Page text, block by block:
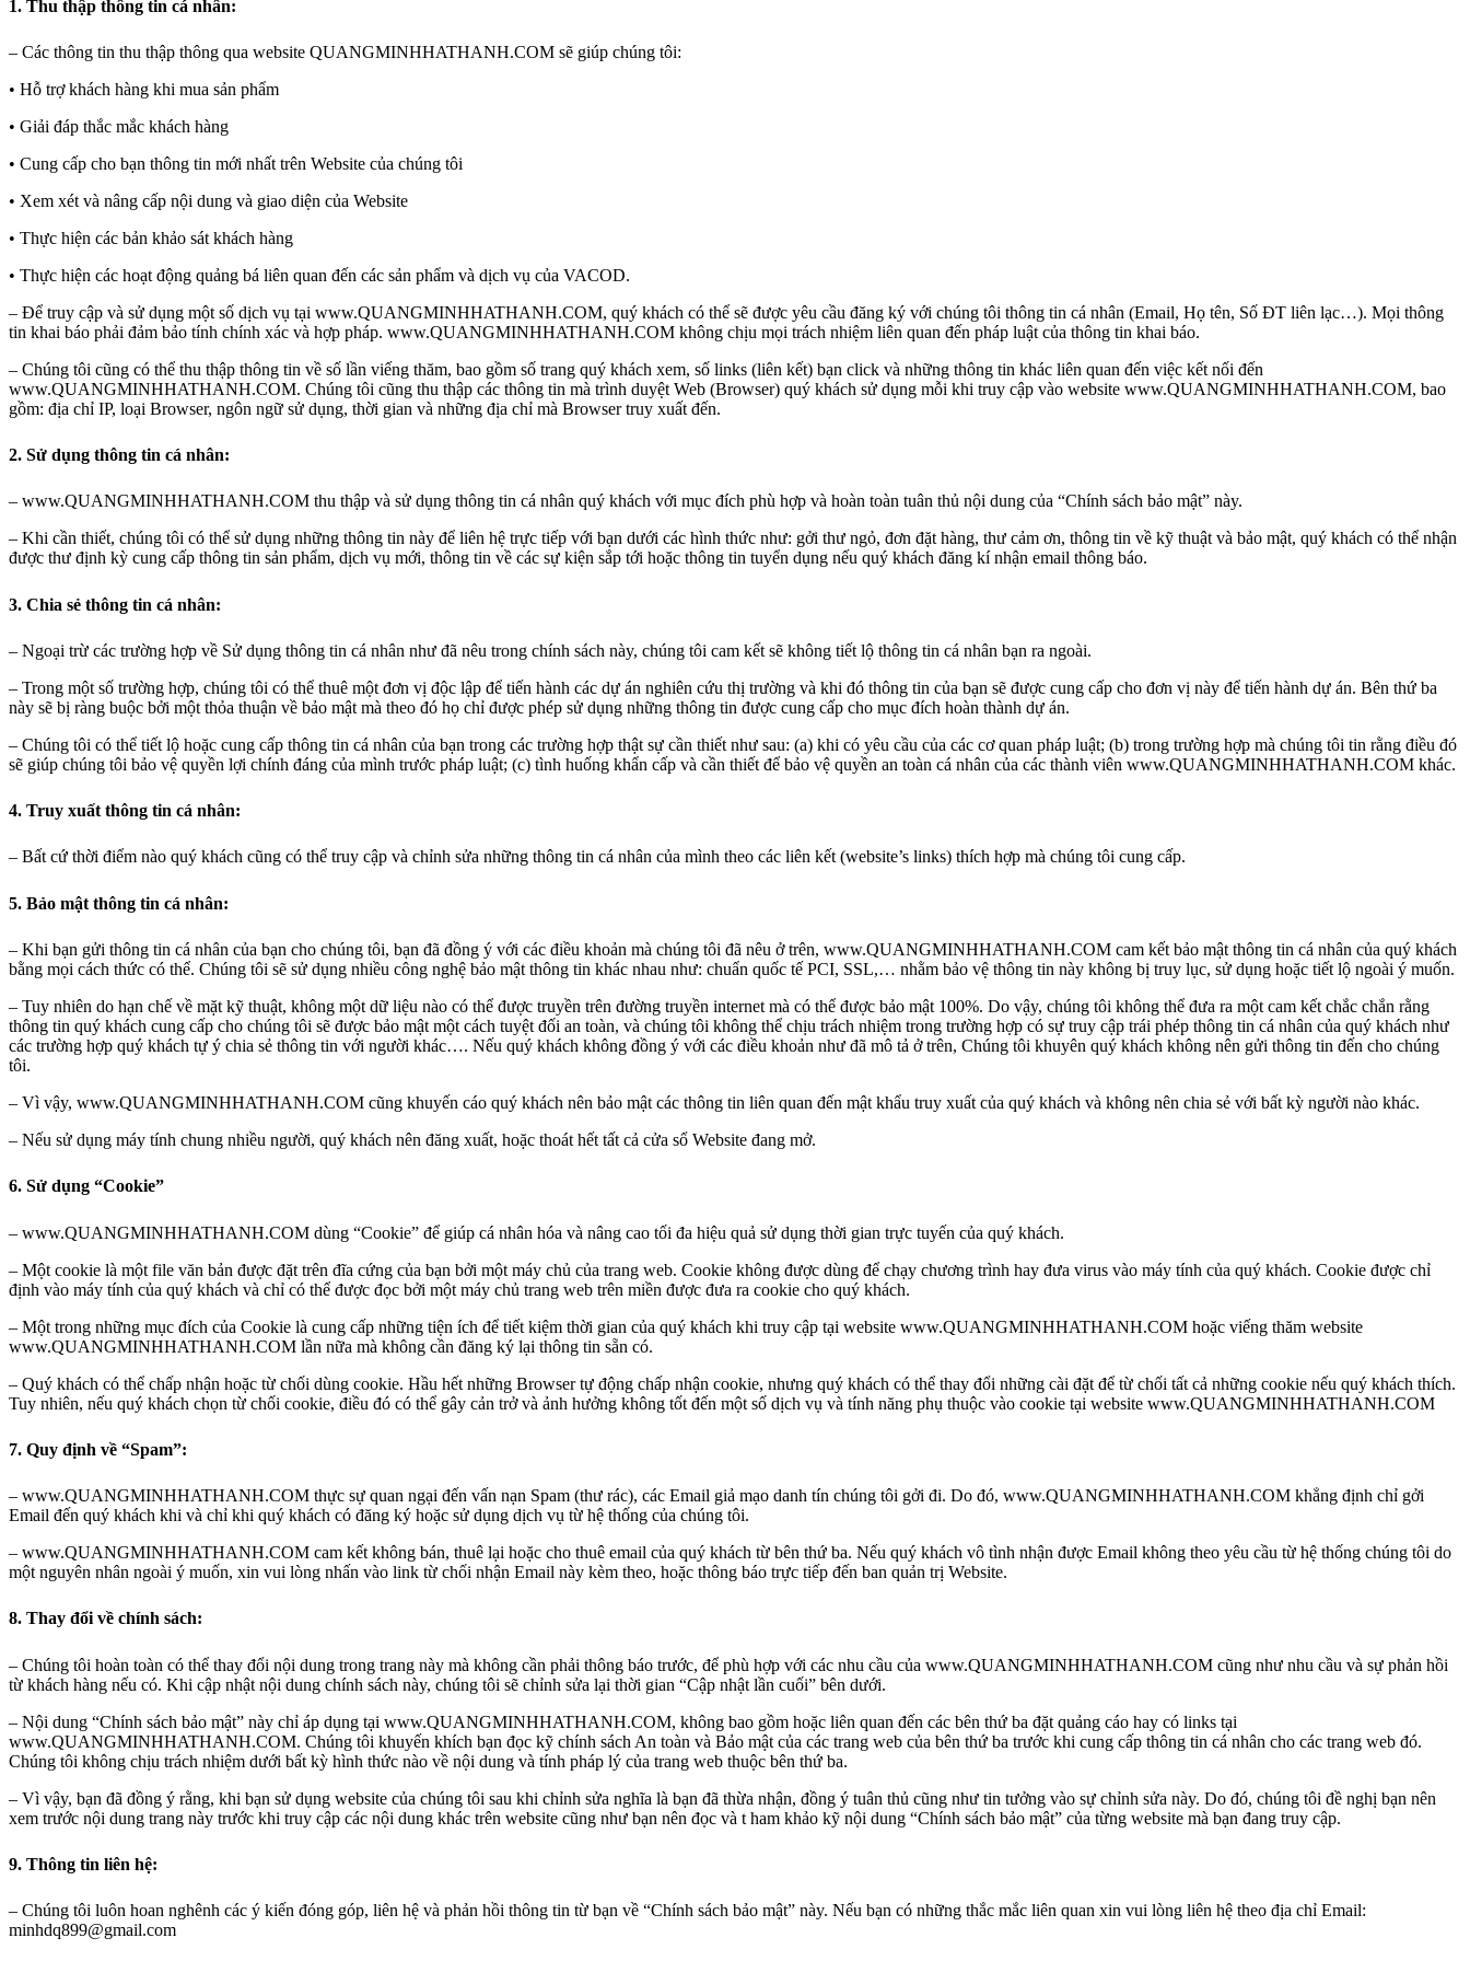
1. Thu thập thông tin cá nhân:
– Các thông tin thu thập thông qua website QUANGMINHHATHANH.COM sẽ giúp chúng tôi:
• Hỗ trợ khách hàng khi mua sản phẩm
• Giải đáp thắc mắc khách hàng
• Cung cấp cho bạn thông tin mới nhất trên Website của chúng tôi
• Xem xét và nâng cấp nội dung và giao diện của Website
• Thực hiện các bản khảo sát khách hàng
• Thực hiện các hoạt động quảng bá liên quan đến các sản phẩm và dịch vụ của VACOD.
– Để truy cập và sử dụng một số dịch vụ tại www.QUANGMINHHATHANH.COM, quý khách có thể sẽ được yêu cầu đăng ký với chúng tôi thông tin cá nhân (Email, Họ tên, Số ĐT liên lạc…). Mọi thông
tin khai báo phải đảm bảo tính chính xác và hợp pháp. www.QUANGMINHHATHANH.COM không chịu mọi trách nhiệm liên quan đến pháp luật của thông tin khai báo.
– Chúng tôi cũng có thể thu thập thông tin về số lần viếng thăm, bao gồm số trang quý khách xem, số links (liên kết) bạn click và những thông tin khác liên quan đến việc kết nối đến
www.QUANGMINHHATHANH.COM. Chúng tôi cũng thu thập các thông tin mà trình duyệt Web (Browser) quý khách sử dụng mỗi khi truy cập vào website www.QUANGMINHHATHANH.COM, bao
gồm: địa chỉ IP, loại Browser, ngôn ngữ sử dụng, thời gian và những địa chỉ mà Browser truy xuất đến.
2. Sử dụng thông tin cá nhân:
– www.QUANGMINHHATHANH.COM thu thập và sử dụng thông tin cá nhân quý khách với mục đích phù hợp và hoàn toàn tuân thủ nội dung của “Chính sách bảo mật” này.
– Khi cần thiết, chúng tôi có thể sử dụng những thông tin này để liên hệ trực tiếp với bạn dưới các hình thức như: gởi thư ngỏ, đơn đặt hàng, thư cảm ơn, thông tin về kỹ thuật và bảo mật, quý khách có thể nhận
được thư định kỳ cung cấp thông tin sản phẩm, dịch vụ mới, thông tin về các sự kiện sắp tới hoặc thông tin tuyển dụng nếu quý khách đăng kí nhận email thông báo.
3. Chia sẻ thông tin cá nhân:
– Ngoại trừ các trường hợp về Sử dụng thông tin cá nhân như đã nêu trong chính sách này, chúng tôi cam kết sẽ không tiết lộ thông tin cá nhân bạn ra ngoài.
– Trong một số trường hợp, chúng tôi có thể thuê một đơn vị độc lập để tiến hành các dự án nghiên cứu thị trường và khi đó thông tin của bạn sẽ được cung cấp cho đơn vị này để tiến hành dự án. Bên thứ ba
này sẽ bị ràng buộc bởi một thỏa thuận về bảo mật mà theo đó họ chỉ được phép sử dụng những thông tin được cung cấp cho mục đích hoàn thành dự án.
– Chúng tôi có thể tiết lộ hoặc cung cấp thông tin cá nhân của bạn trong các trường hợp thật sự cần thiết như sau: (a) khi có yêu cầu của các cơ quan pháp luật; (b) trong trường hợp mà chúng tôi tin rằng điều đó
sẽ giúp chúng tôi bảo vệ quyền lợi chính đáng của mình trước pháp luật; (c) tình huống khẩn cấp và cần thiết để bảo vệ quyền an toàn cá nhân của các thành viên www.QUANGMINHHATHANH.COM khác.
4. Truy xuất thông tin cá nhân:
– Bất cứ thời điểm nào quý khách cũng có thể truy cập và chỉnh sửa những thông tin cá nhân của mình theo các liên kết (website’s links) thích hợp mà chúng tôi cung cấp.
5. Bảo mật thông tin cá nhân:
– Khi bạn gửi thông tin cá nhân của bạn cho chúng tôi, bạn đã đồng ý với các điều khoản mà chúng tôi đã nêu ở trên, www.QUANGMINHHATHANH.COM cam kết bảo mật thông tin cá nhân của quý khách
bằng mọi cách thức có thể. Chúng tôi sẽ sử dụng nhiều công nghệ bảo mật thông tin khác nhau như: chuẩn quốc tế PCI, SSL,… nhằm bảo vệ thông tin này không bị truy lục, sử dụng hoặc tiết lộ ngoài ý muốn.
– Tuy nhiên do hạn chế về mặt kỹ thuật, không một dữ liệu nào có thể được truyền trên đường truyền internet mà có thể được bảo mật 100%. Do vậy, chúng tôi không thể đưa ra một cam kết chắc chắn rằng
thông tin quý khách cung cấp cho chúng tôi sẽ được bảo mật một cách tuyệt đối an toàn, và chúng tôi không thể chịu trách nhiệm trong trường hợp có sự truy cập trái phép thông tin cá nhân của quý khách như
các trường hợp quý khách tự ý chia sẻ thông tin với người khác…. Nếu quý khách không đồng ý với các điều khoản như đã mô tả ở trên, Chúng tôi khuyên quý khách không nên gửi thông tin đến cho chúng
tôi.
– Vì vậy, www.QUANGMINHHATHANH.COM cũng khuyến cáo quý khách nên bảo mật các thông tin liên quan đến mật khẩu truy xuất của quý khách và không nên chia sẻ với bất kỳ người nào khác.
– Nếu sử dụng máy tính chung nhiều người, quý khách nên đăng xuất, hoặc thoát hết tất cả cửa sổ Website đang mở.
6. Sử dụng “Cookie”
– www.QUANGMINHHATHANH.COM dùng “Cookie” để giúp cá nhân hóa và nâng cao tối đa hiệu quả sử dụng thời gian trực tuyến của quý khách.
– Một cookie là một file văn bản được đặt trên đĩa cứng của bạn bởi một máy chủ của trang web. Cookie không được dùng để chạy chương trình hay đưa virus vào máy tính của quý khách. Cookie được chỉ
định vào máy tính của quý khách và chỉ có thể được đọc bởi một máy chủ trang web trên miền được đưa ra cookie cho quý khách.
– Một trong những mục đích của Cookie là cung cấp những tiện ích để tiết kiệm thời gian của quý khách khi truy cập tại website www.QUANGMINHHATHANH.COM hoặc viếng thăm website
www.QUANGMINHHATHANH.COM lần nữa mà không cần đăng ký lại thông tin sẵn có.
– Quý khách có thể chấp nhận hoặc từ chối dùng cookie. Hầu hết những Browser tự động chấp nhận cookie, nhưng quý khách có thể thay đổi những cài đặt để từ chối tất cả những cookie nếu quý khách thích.
Tuy nhiên, nếu quý khách chọn từ chối cookie, điều đó có thể gây cản trở và ảnh hưởng không tốt đến một số dịch vụ và tính năng phụ thuộc vào cookie tại website www.QUANGMINHHATHANH.COM
7. Quy định về “Spam”:
– www.QUANGMINHHATHANH.COM thực sự quan ngại đến vấn nạn Spam (thư rác), các Email giả mạo danh tín chúng tôi gởi đi. Do đó, www.QUANGMINHHATHANH.COM khẳng định chỉ gởi
Email đến quý khách khi và chỉ khi quý khách có đăng ký hoặc sử dụng dịch vụ từ hệ thống của chúng tôi.
– www.QUANGMINHHATHANH.COM cam kết không bán, thuê lại hoặc cho thuê email của quý khách từ bên thứ ba. Nếu quý khách vô tình nhận được Email không theo yêu cầu từ hệ thống chúng tôi do
một nguyên nhân ngoài ý muốn, xin vui lòng nhấn vào link từ chối nhận Email này kèm theo, hoặc thông báo trực tiếp đến ban quản trị Website.
8. Thay đổi về chính sách:
– Chúng tôi hoàn toàn có thể thay đổi nội dung trong trang này mà không cần phải thông báo trước, để phù hợp với các nhu cầu của www.QUANGMINHHATHANH.COM cũng như nhu cầu và sự phản hồi
từ khách hàng nếu có. Khi cập nhật nội dung chính sách này, chúng tôi sẽ chỉnh sửa lại thời gian “Cập nhật lần cuối” bên dưới.
– Nội dung “Chính sách bảo mật” này chỉ áp dụng tại www.QUANGMINHHATHANH.COM, không bao gồm hoặc liên quan đến các bên thứ ba đặt quảng cáo hay có links tại
www.QUANGMINHHATHANH.COM. Chúng tôi khuyến khích bạn đọc kỹ chính sách An toàn và Bảo mật của các trang web của bên thứ ba trước khi cung cấp thông tin cá nhân cho các trang web đó.
Chúng tôi không chịu trách nhiệm dưới bất kỳ hình thức nào về nội dung và tính pháp lý của trang web thuộc bên thứ ba.
– Vì vậy, bạn đã đồng ý rằng, khi bạn sử dụng website của chúng tôi sau khi chỉnh sửa nghĩa là bạn đã thừa nhận, đồng ý tuân thủ cũng như tin tưởng vào sự chỉnh sửa này. Do đó, chúng tôi đề nghị bạn nên
xem trước nội dung trang này trước khi truy cập các nội dung khác trên website cũng như bạn nên đọc và t ham khảo kỹ nội dung “Chính sách bảo mật” của từng website mà bạn đang truy cập.
9. Thông tin liên hệ:
– Chúng tôi luôn hoan nghênh các ý kiến đóng góp, liên hệ và phản hồi thông tin từ bạn về “Chính sách bảo mật” này. Nếu bạn có những thắc mắc liên quan xin vui lòng liên hệ theo địa chỉ Email:
minhdq899@gmail.com